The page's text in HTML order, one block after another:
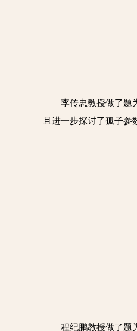
李传忠教授做了题
且进一步探讨了孤子参
程纪鹏教授做了题